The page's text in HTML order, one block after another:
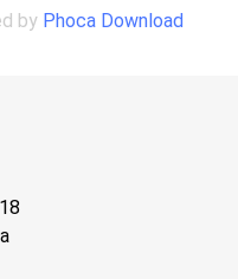
by Phoca Download